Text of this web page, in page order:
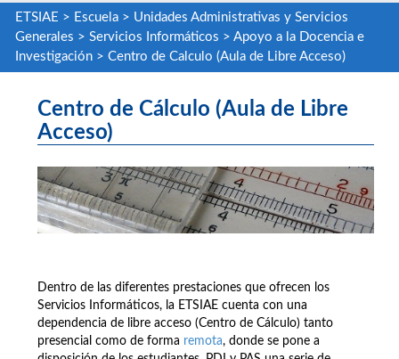
ETSIAE > Escuela> Unidades Administrativas y Servicios
Generales > Servicios Informáticos > Apoyo a la Docencia e
Investigación> Centro de Calculo (Aula de Libre Acceso)
Centro de Cálculo (Aula de Libre
Acceso)
Dentro de las diferentes prestaciones que ofrecen los
Servicios Informáticos, la ETSIAE cuenta con una
dependencia de libre acceso (Centro de Cálculo) tanto
presencial como de forma remota, donde se pone a